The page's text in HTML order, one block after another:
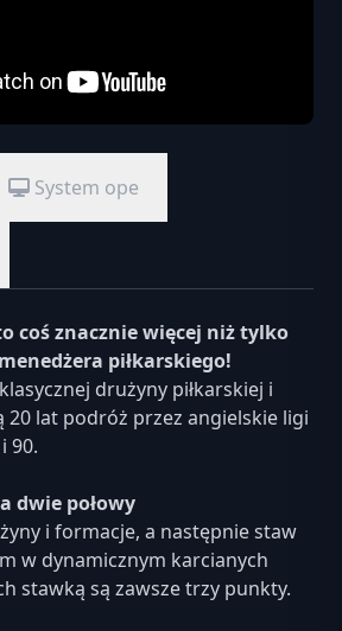
System ope
coś znacznie więcej niż tylko
piłkarskiego!
drużyny piłkarskiej i
20 lat podróż przez angielskie ligi
90.
dwie połowy
i formacje, a następnie staw
w dynamicznym karcianych
stawką są zawsze trzy punkty.